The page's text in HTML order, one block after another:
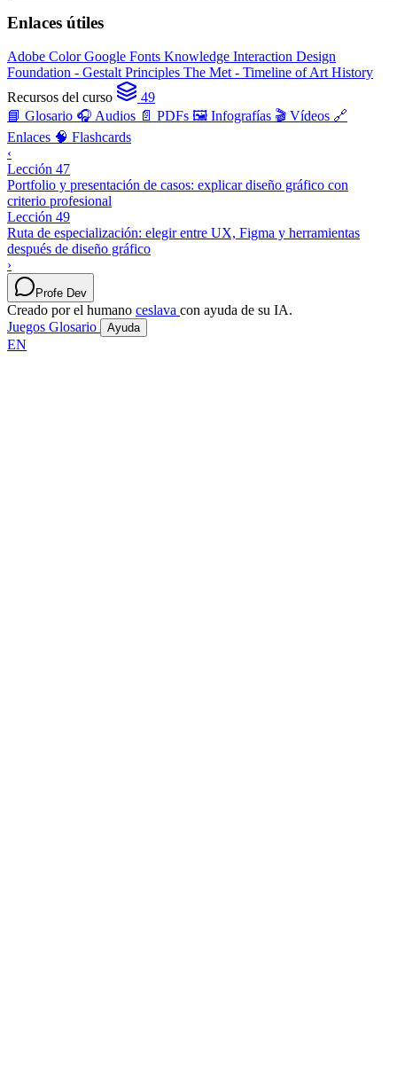
Enlaces útiles
Adobe ColorGoogle Fonts Knowledge Interaction Design
Foundation - Gestalt Principles The Met - Timeline of Art History
Recursos del curso
49
📘 Glosario 🎧 Audios 📄 PDFs 🖼️ Infografías 🎬 Vídeos 🔗
Enlaces 🧠 Flashcards
‹
Lección 47
Portfolio y presentación de casos: explicar diseño gráfico con
criterio profesional
Lección 49
Ruta de especialización: elegir entre UX, Figma y herramientas
después de diseño gráfico
›
Profe Dev
Creado por el humano ceslava con ayuda de su IA.
Juegos Glosario Ayuda
EN